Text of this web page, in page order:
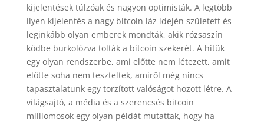
kijelentések túlzóak és nagyon optimisták. A legtöbb
ilyen kijelentés a nagy bitcoin láz idején született és
leginkább olyan emberek mondták, akik rózsaszín
ködbe burkolózva tolták a bitcoin szekerét. A hitük
egy olyan rendszerbe, ami előtte nem létezett, amit
előtte soha nem teszteltek, amiről még nincs
tapasztalatunk egy torzított valóságot hozott létre. A
világsajtó, a média és a szerencsés bitcoin
milliomosok egy olyan példát mutattak, hogy ha